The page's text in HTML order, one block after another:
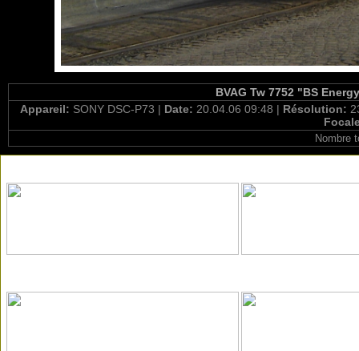
BVAG Tw 7752 "BS
Appareil: SONY DSC-P73 | Date: 20.04.06 09:48 | Résolution:
Nombre